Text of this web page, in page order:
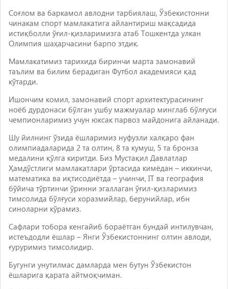
Соғлом ва баркамол авлодни тарбиялаш, Ўзбекистонни
чинакам спорт мамлакатига айлантириш мақсадида
истиқболли ўғил-қизларимизга атаб Тошкентда улкан
Олимпия шаҳарчасини барпо этдик.
Мамлакатимиз тарихида биринчи марта замонавий
таълим ва билим берадиган Футбол академияси қад
кўтарди.
Ишончим комил, замонавий спорт архитектурасининг
ноёб дурдонаси бўлган ушбу мажмуалар минглаб бўлғуси
чемпионларимиз учун юксак парвоз майдонига айланади.
Шу йилнинг ўзида ёшларимиз нуфузли халқаро фан
олимпиадаларида 2 та олтин, 8 та кумуш, 5 та бронза
медалини қўлга киритди. Биз Мустақил Давлатлар
Ҳамдўстлиги мамлакатлари ўртасида кимёдан – иккинчи,
математика ва иқтисодиётда – учинчи, IT ва география
бўйича тўртинчи ўринни эгаллаган ўғил-қизларимиз
тимсолида бўлғуси хоразмийлар, берунийлар, ибн
синоларни кўрамиз.
Сафлари тобора кенгайиб бораётган бундай интилувчан,
истеъдодли ёшлар – Янги Ўзбекистоннинг олтин авлоди,
ғуруримиз тимсолидир.
Бугунги унутилмас дамларда мен бутун Ўзбекистон
ёшларига қарата айтмоқчиман.